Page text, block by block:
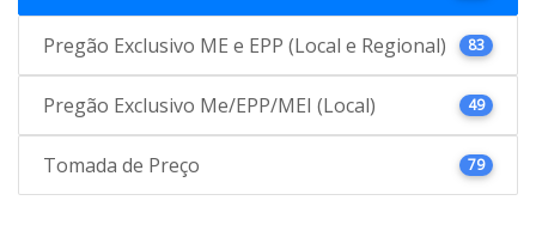
Pregão Exclusivo ME e EPP (Local e Regional) 83
Pregão Exclusivo Me/EPP/MEI (Local) 49
Tomada de Preço 79